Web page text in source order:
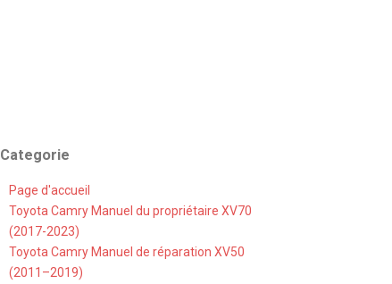
Categorie
Page d'accueil
Toyota Camry Manuel du propriétaire XV70
(2017-2023)
Toyota Camry Manuel de réparation XV50
(2011–2019)